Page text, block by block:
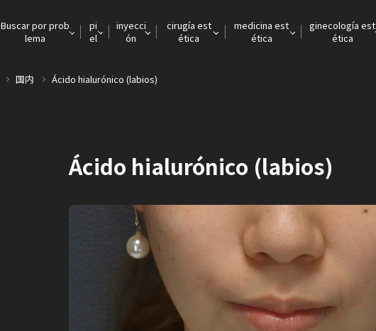
Buscar por prob
lema
pi
el
inyecci
ón
cirugía est
ética
medicina est
ética
ginecología est
ética
国内 Ácido hialurónico (labios)
Ácido hialurónico (labios)